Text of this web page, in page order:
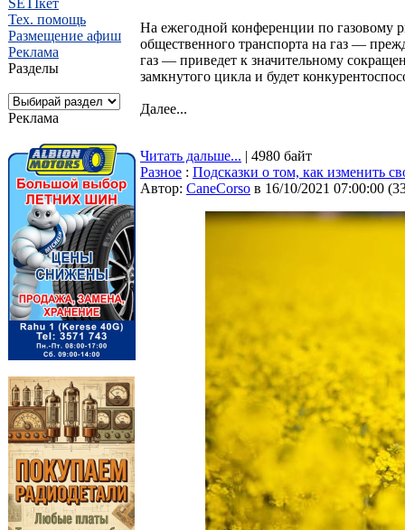
SETIкет
Тех. помощь
Размещение афиш
Реклама
Разделы
Реклама
На ежегодной конференции по газовому
общественного транспорта на газ —
газ — приведет к значительному
замкнутого цикла и будет
Далее...
Читать дальше... | 4980 байт
Разное : Подсказки о том, как изменить
Автор: CaneCorso в 16/10/2021 07:00:00 (